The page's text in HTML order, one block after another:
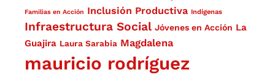
Familias en Acción Inclusión Productiva Indígenas
Infraestructura Social Jóvenes en Acción La
Guajira Laura Sarabia Magdalena
mauricio rodríguez